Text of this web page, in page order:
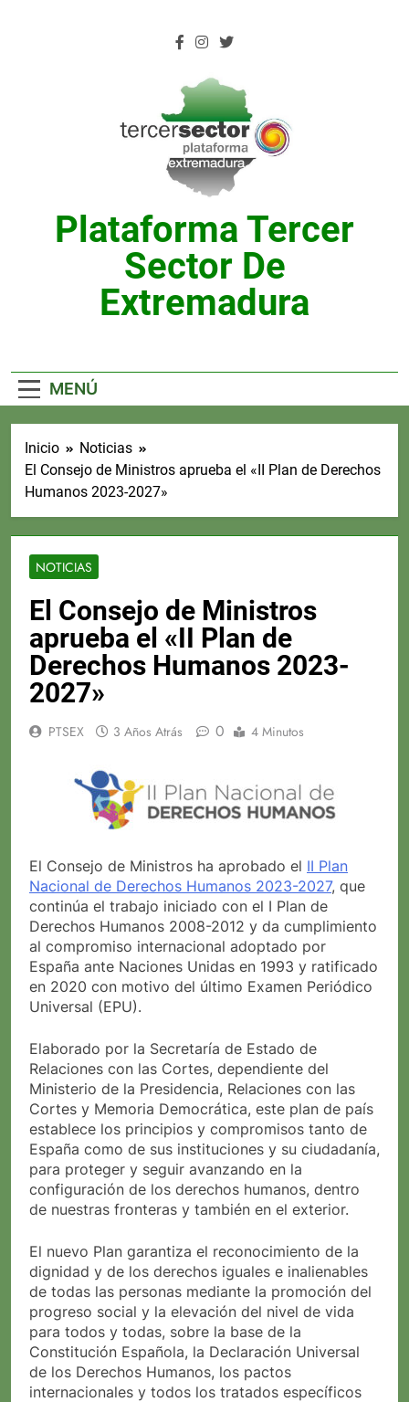
Plataforma Tercer
Sector De
Extremadura
MENÚ
Inicio
Noticias
El Consejo de Ministros aprueba el «II Plan de Derechos
Humanos 2023-2027»
NOTICIAS
El Consejo de Ministros
aprueba el «II Plan de
Derechos Humanos 2023-
2027»
PTSEX 3 Años Atrás 0 4 Minutos
El Consejo de Ministros ha aprobado el II Plan
Nacional de Derechos Humanos 2023-2027, que
continúa el trabajo iniciado con el I Plan de
Derechos Humanos 2008-2012 y da cumplimiento
al compromiso internacional adoptado por
España ante Naciones Unidas en 1993 y ratificado
en 2020 con motivo del último Examen Periódico
Universal (EPU).
Elaborado por la Secretaría de Estado de
Relaciones con las Cortes, dependiente del
Ministerio de la Presidencia, Relaciones con las
Cortes y Memoria Democrática, este plan de país
establece los principios y compromisos tanto de
España como de sus instituciones y su ciudadanía,
para proteger y seguir avanzando en la
configuración de los derechos humanos, dentro
de nuestras fronteras y también en el exterior.
El nuevo Plan garantiza el reconocimiento de la
dignidad y de los derechos iguales e inalienables
de todas las personas mediante la promoción del
progreso social y la elevación del nivel de vida
para todos y todas, sobre la base de la
Constitución Española, la Declaración Universal
de los Derechos Humanos, los pactos
internacionales y todos los tratados específicos